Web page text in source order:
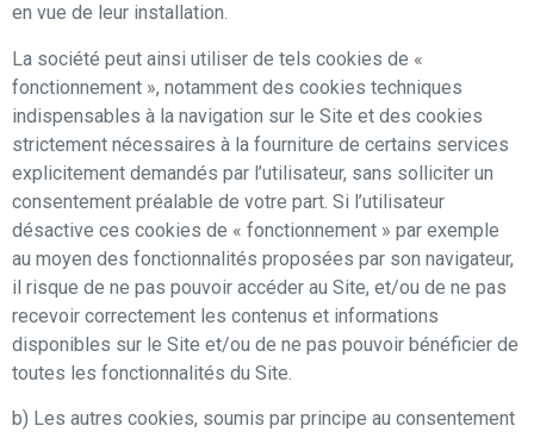
en vue de leur installation.
La société peut ainsi utiliser de tels cookies de «
fonctionnement », notamment des cookies techniques
indispensables à la navigation sur le Site et des cookies
strictement nécessaires à la fourniture de certains services
explicitement demandés par l’utilisateur, sans solliciter un
consentement préalable de votre part. Si l’utilisateur
désactive ces cookies de « fonctionnement » par exemple
au moyen des fonctionnalités proposées par son navigateur,
il risque de ne pas pouvoir accéder au Site, et/ou de ne pas
recevoir correctement les contenus et informations
disponibles sur le Site et/ou de ne pas pouvoir bénéficier de
toutes les fonctionnalités du Site.
b) Les autres cookies, soumis par principe au consentement